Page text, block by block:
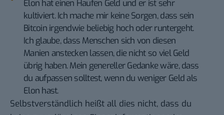
Elon hat einen Haufen Geld und er ist sehr
kultiviert. Ich mache mir keine Sorgen, dass sein
Bitcoin irgendwie beliebig hoch oder runtergeht.
Ich glaube, dass Menschen sich von diesen
Manien anstecken lassen, die nicht so viel Geld
übrig haben. Mein genereller Gedanke wäre, dass
du aufpassen solltest, wenn du weniger Geld als
Elon hast.
Selbstverständlich heißt all dies nicht, dass du